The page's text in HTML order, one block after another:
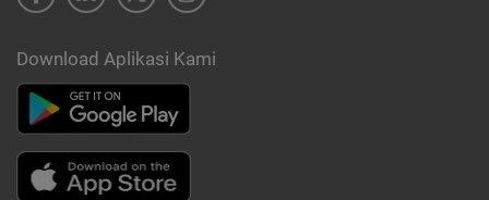
Download Aplikasi Kami